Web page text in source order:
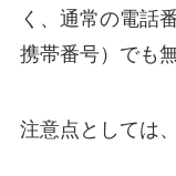
く、通常の電話
携帯番号）でも
注意点としては、